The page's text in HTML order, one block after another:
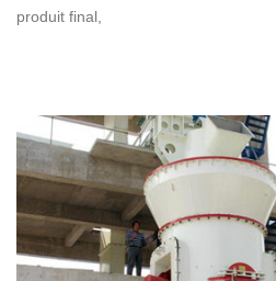
produit final,